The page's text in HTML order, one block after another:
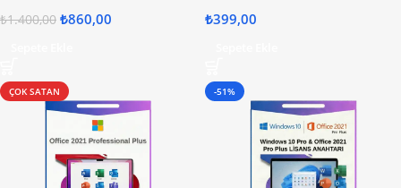
₺1.400,00 ₺860,00
₺399,00
ÇOK SATAN -51%